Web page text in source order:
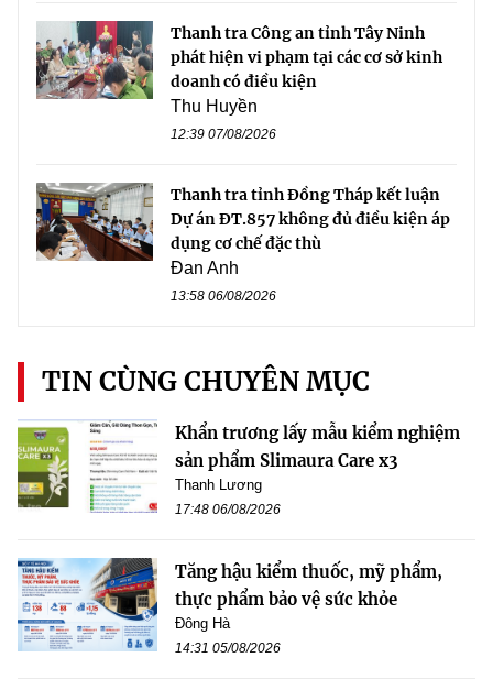
Thanh tra Công an tỉnh Tây Ninh
phát hiện vi phạm tại các cơ sở kinh
doanh có điều kiện
Thu Huyền
12:39 07/08/2026
Thanh tra tỉnh Đồng Tháp kết luận
Dự án ĐT.857 không đủ điều kiện áp
dụng cơ chế đặc thù
Đan Anh
13:58 06/08/2026
TIN CÙNG CHUYÊN MỤC
Khẩn trương lấy mẫu kiểm nghiệm
sản phẩm Slimaura Care x3
Thanh Lương
17:48 06/08/2026
Tăng hậu kiểm thuốc, mỹ phẩm,
thực phẩm bảo vệ sức khỏe
Đông Hà
14:31 05/08/2026